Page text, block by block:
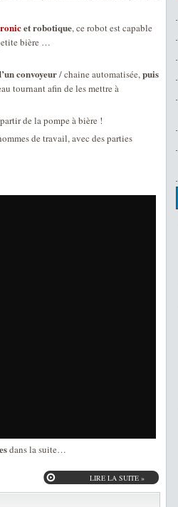
et robotique, ce robot est capable
bière …
convoyeur/ chaine automatisée,puis
tournant afin de les mettre à
de la pompe à bière !
de travail, avec des parties
dans la suite…
LIRE LA SUITE »